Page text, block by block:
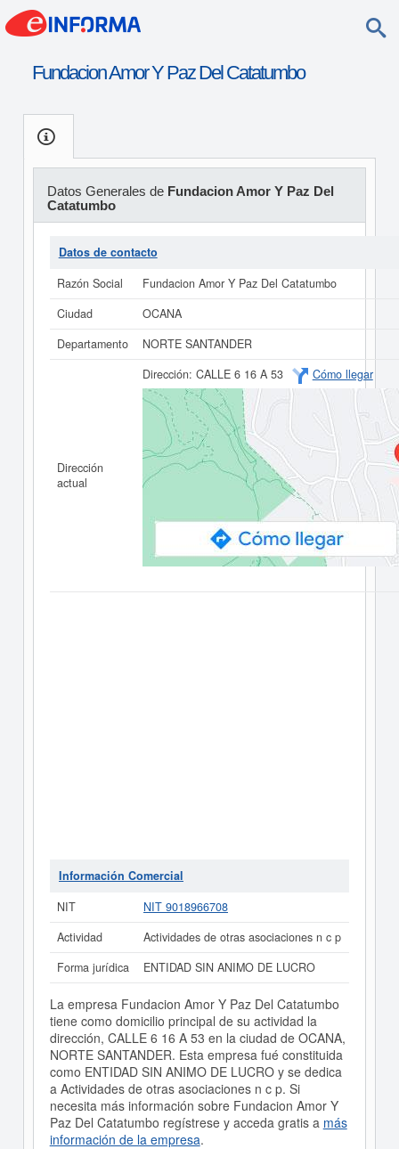
Fundacion Amor Y Paz Del Catatumbo
Datos Generales de Fundacion Amor Y Paz Del
Catatumbo
Datos de contacto
Razón Social
Fundacion Amor Y Paz Del Catatumbo
Ciudad
OCANA
Departamento
NORTE SANTANDER
Dirección
actual
Dirección: CALLE 6 16 A 53 Cómo llegar
Información Comercial
NIT
NIT 9018966708
Actividad
Actividades de otras asociaciones n c p
Forma jurídica
ENTIDAD SIN ANIMO DE LUCRO
La empresa Fundacion Amor Y Paz Del Catatumbo
tiene como domicilio principal de su actividad la
dirección, CALLE 6 16 A 53 en la ciudad de OCANA,
NORTE SANTANDER. Esta empresa fué constituida
como ENTIDAD SIN ANIMO DE LUCRO y se dedica
a Actividades de otras asociaciones n c p. Si
necesita más información sobre Fundacion Amor Y
Paz Del Catatumbo regístrese y acceda gratis a más
información de la empresa.